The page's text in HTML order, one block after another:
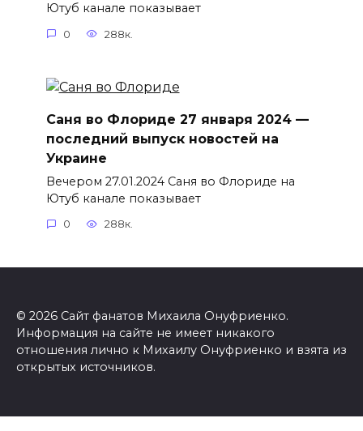
Ютуб канале показывает
0 288к.
Саня во Флориде 27 января 2024 —
последний выпуск новостей на
Украине
Вечером 27.01.2024 Саня во Флориде на
Ютуб канале показывает
0 288к.
© 2026 Сайт фанатов Михаила Онуфриенко.
Информация на сайте не имеет никакого
отношения лично к Михаилу Онуфриенко и взята из
открытых источников.